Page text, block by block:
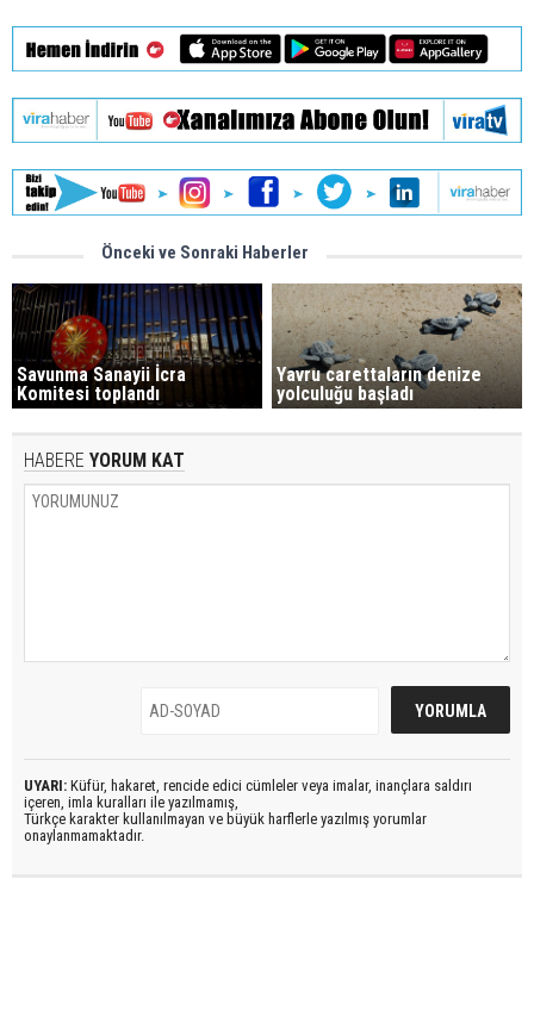
Önceki ve Sonraki Haberler
Savunma Sanayii İcra
Komitesi toplandı
Yavru carettaların denize
yolculuğu başladı
HABERE YORUM KAT
UYARI: Küfür, hakaret, rencide edici cümleler veya imalar, inançlara saldırı
içeren, imla kuralları ile yazılmamış,
Türkçe karakter kullanılmayan ve büyük harflerle yazılmış yorumlar
onaylanmamaktadır.